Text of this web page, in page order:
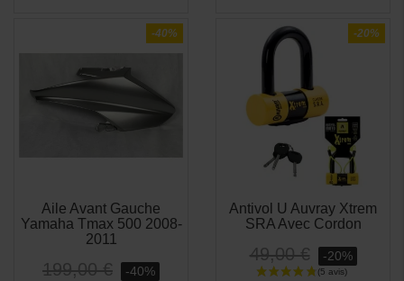
-40%
Aile Avant Gauche
Yamaha Tmax 500 2008-
2011
199,00 € -40%
-20%
Antivol U Auvray Xtrem
SRA Avec Cordon
49,00 € -20%
APERÇU
RAPIDE
APERÇU
RAPIDE